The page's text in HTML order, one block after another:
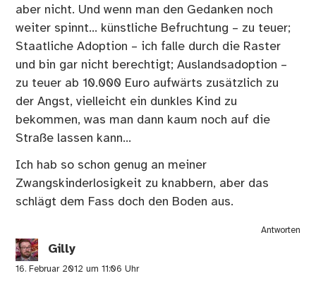
aber nicht. Und wenn man den Gedanken noch
weiter spinnt… künstliche Befruchtung – zu teuer;
Staatliche Adoption – ich falle durch die Raster
und bin gar nicht berechtigt; Auslandsadoption –
zu teuer ab 10.000 Euro aufwärts zusätzlich zu
der Angst, vielleicht ein dunkles Kind zu
bekommen, was man dann kaum noch auf die
Straße lassen kann…
Ich hab so schon genug an meiner
Zwangskinderlosigkeit zu knabbern, aber das
schlägt dem Fass doch den Boden aus.
Antworten
Gilly
16. Februar 2012 um 11:06 Uhr